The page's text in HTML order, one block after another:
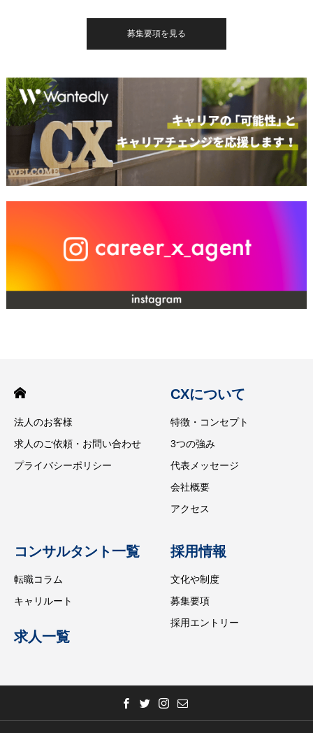
募集要項を見る
法人のお客様
求人のご依頼・お問い合わせ
プライバシーポリシー
CXについて
特徴・コンセプト
3つの強み
代表メッセージ
会社概要
アクセス
コンサルタント一覧
転職コラム
キャリルート
求人一覧
採用情報
文化や制度
募集要項
採用エントリー